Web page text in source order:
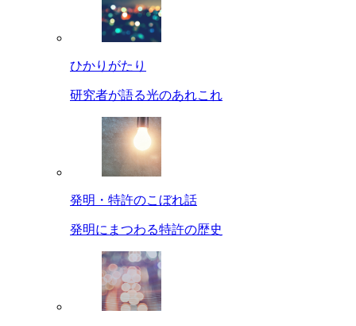
ひかりがたり
研究者が語る光のあれこれ
発明・特許のこぼれ話
発明にまつわる特許の歴史